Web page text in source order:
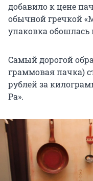
добавило к цене
обычной гречкой
упаковка обошлась
Самый дорогой
граммовая пачка)
рублей за
Ра».